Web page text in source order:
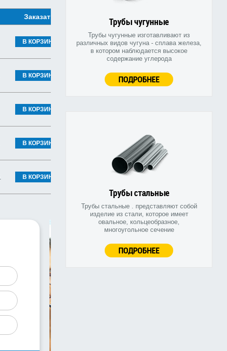
Трубы чугунные
Трубы чугунные изготавливают из
различных видов чугуна - сплава железа,
в котором наблюдается высокое
содержание углерода
ПОДРОБНЕЕ
Трубы стальные
Трубы стальные . представляют собой
изделие из стали, которое имеет
овальное, кольцеобразное,
многоугольное сечение
ПОДРОБНЕЕ
Заказать
В КОРЗИНУ
В КОРЗИНУ
В КОРЗИНУ
В КОРЗИНУ
В КОРЗИНУ